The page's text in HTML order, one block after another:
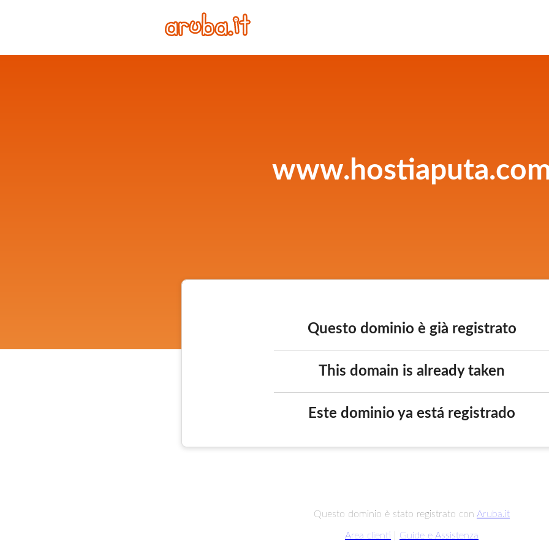
Questo dominio è già registrato
This domain is already taken
Este dominio ya está registrado
Questo dominio è stato registrato con Aruba.it
Area clienti Guide e Assistenza